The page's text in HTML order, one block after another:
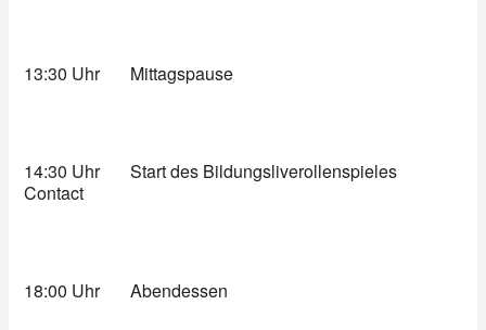
13:30 Uhr Mittagspause
14:30 UhrStart des Bildungsliverollenspieles
Contact
18:00 UhrAbendessen